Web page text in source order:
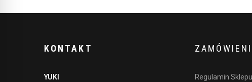
KONTAKT
YUKI
Regulamin Sklepu